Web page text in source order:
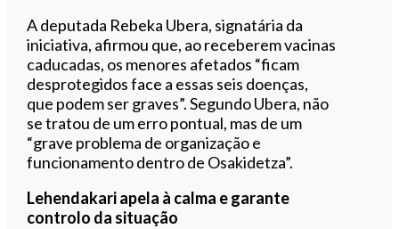
A deputada Rebeka Ubera, signatária da
iniciativa, afirmou que, ao receberem vacinas
caducadas, os menores afetados “ficam
desprotegidos face a essas seis doenças,
que podem ser graves”. Segundo Ubera, não
se tratou de um erro pontual, mas de um
“grave problema de organização e
funcionamento dentro de Osakidetza”.
Lehendakari apela à calma e garante
controlo da situação